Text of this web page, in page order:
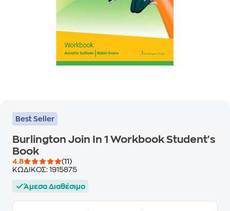
Best Seller
Burlington Join In 1 Workbook Student's
Book
4.8
(11)
ΚΩΔΙΚΟΣ: 1915875
Άμεσα Διαθέσιμο